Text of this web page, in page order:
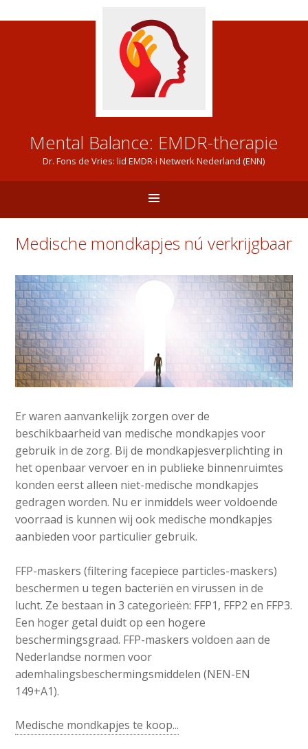
Mental Balance: EMDR-therapie
Dr. Fons de Vries: lid EMDR-i Netwerk Nederland (ENN)
Medische mondkapjes nú verkrijgbaar
Er waren aanvankelijk zorgen over de
beschikbaarheid van medische mondkapjes voor
gebruik in de zorg. Bij de mondkapjesverplichting in
het openbaar vervoer en in publieke binnenruimtes
konden eerst alleen niet-medische mondkapjes
gedragen worden. Nu er inmiddels weer voldoende
voorraad is kunnen wij ook medische mondkapjes
aanbieden voor particulier gebruik.
FFP-maskers (filtering facepiece particles-maskers)
beschermen u tegen bacteriën en virussen in de
lucht. Ze bestaan in 3 categorieën: FFP1, FFP2 en FFP3.
Een hoger getal duidt op een hogere
beschermingsgraad. FFP-maskers voldoen aan de
Nederlandse normen voor
ademhalingsbeschermingsmiddelen (NEN-EN
149+A1).
Medische mondkapjes te koop...